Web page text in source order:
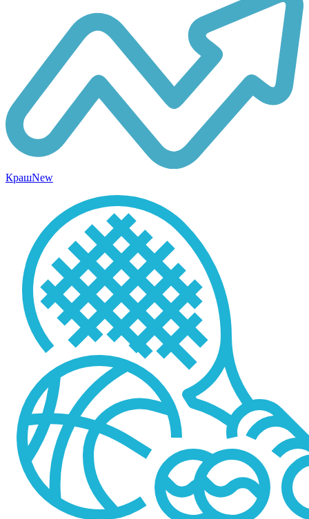
КрашNew